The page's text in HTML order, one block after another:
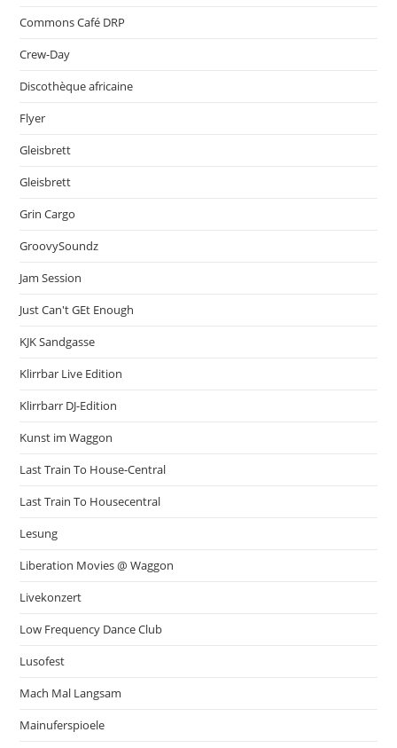
Commons Café DRP
Crew-Day
Discothèque africaine
Flyer
Gleisbrett
Gleisbrett
Grin Cargo
GroovySoundz
Jam Session
Just Can't GEt Enough
KJK Sandgasse
Klirrbar Live Edition
Klirrbarr DJ-Edition
Kunst im Waggon
Last Train To House-Central
Last Train To Housecentral
Lesung
Liberation Movies @ Waggon
Livekonzert
Low Frequency Dance Club
Lusofest
Mach Mal Langsam
Mainuferspioele